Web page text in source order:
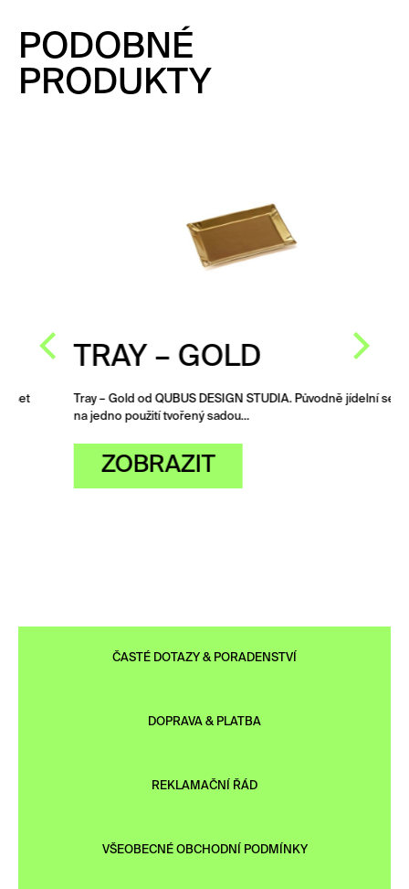
PODOBNÉ
PRODUKTY
TRAY – GOLD
Tray – Gold od QUBUS DESIGN STUDIA. Původně jídelní set
na jedno použití tvořený sadou…
ZOBRAZIT
ČASTÉ DOTAZY & PORADENSTVÍ
DOPRAVA & PLATBA
REKLAMAČNÍ ŘÁD
VŠEOBECNÉ OBCHODNÍ PODMÍNKY